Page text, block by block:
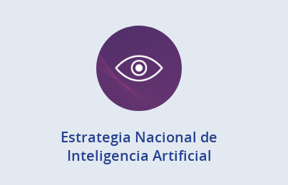
Estrategia Nacional de
Inteligencia Artificial